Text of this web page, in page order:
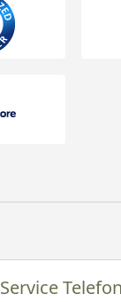
Service Telefon